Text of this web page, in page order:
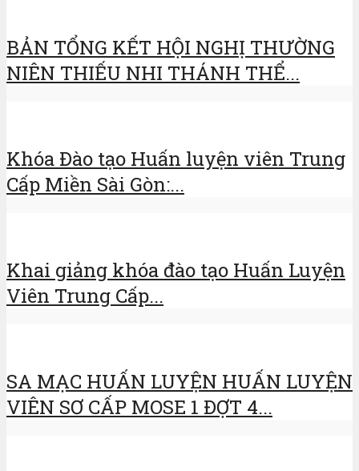
BẢN TỔNG KẾT HỘI NGHỊ THƯỜNG
NIÊN THIẾU NHI THÁNH THỂ...
Khóa Đào tạo Huấn luyện viên Trung
Cấp Miền Sài Gòn:...
Khai giảng khóa đào tạo Huấn Luyện
Viên Trung Cấp...
SA MẠC HUẤN LUYỆN HUẤN LUYỆN
VIÊN SƠ CẤP MOSE 1 ĐỢT 4...